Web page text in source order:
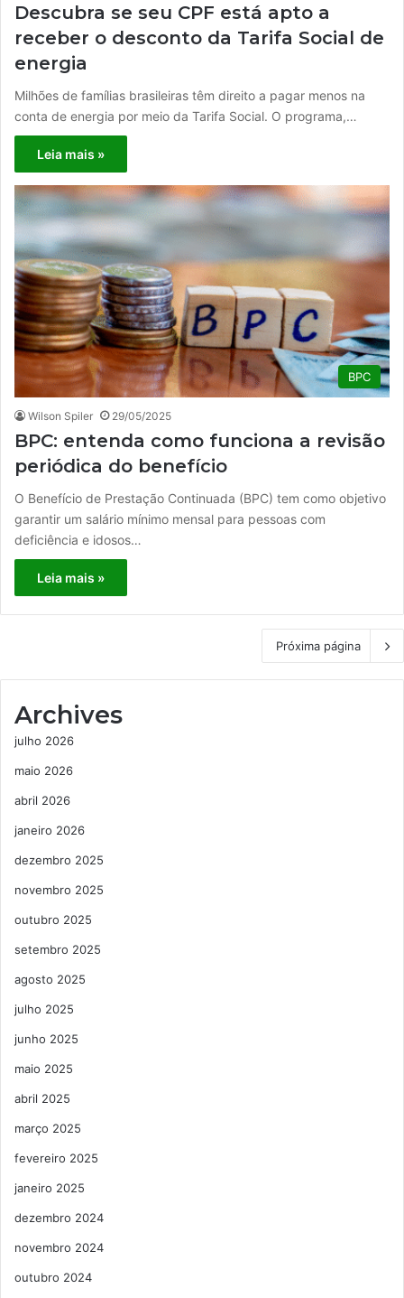
Descubra se seu CPF está apto a
receber o desconto da Tarifa Social de
energia
Milhões de famílias brasileiras têm direito a pagar menos na
conta de energia por meio da Tarifa Social. O programa,…
Leia mais »
BPC
Wilson Spiler 29/05/2025
BPC: entenda como funciona a revisão
periódica do benefício
O Benefício de Prestação Continuada (BPC) tem como objetivo
garantir um salário mínimo mensal para pessoas com
deficiência e idosos…
Leia mais »
Próxima página
Archives
julho 2026
maio 2026
abril 2026
janeiro 2026
dezembro 2025
novembro 2025
outubro 2025
setembro 2025
agosto 2025
julho 2025
junho 2025
maio 2025
abril 2025
março 2025
fevereiro 2025
janeiro 2025
dezembro 2024
novembro 2024
outubro 2024